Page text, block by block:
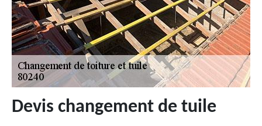
Devis changement de tuile